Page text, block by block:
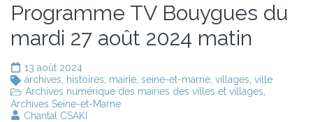
Programme TV Bouygues du
mardi 27 août 2024 matin
13 août 2024
archives
histoires mairie seine-et-marne villages ville
Archives numérique des mairies des villes et villages
Archives Seine-et-Marne
Chantal CSAKI